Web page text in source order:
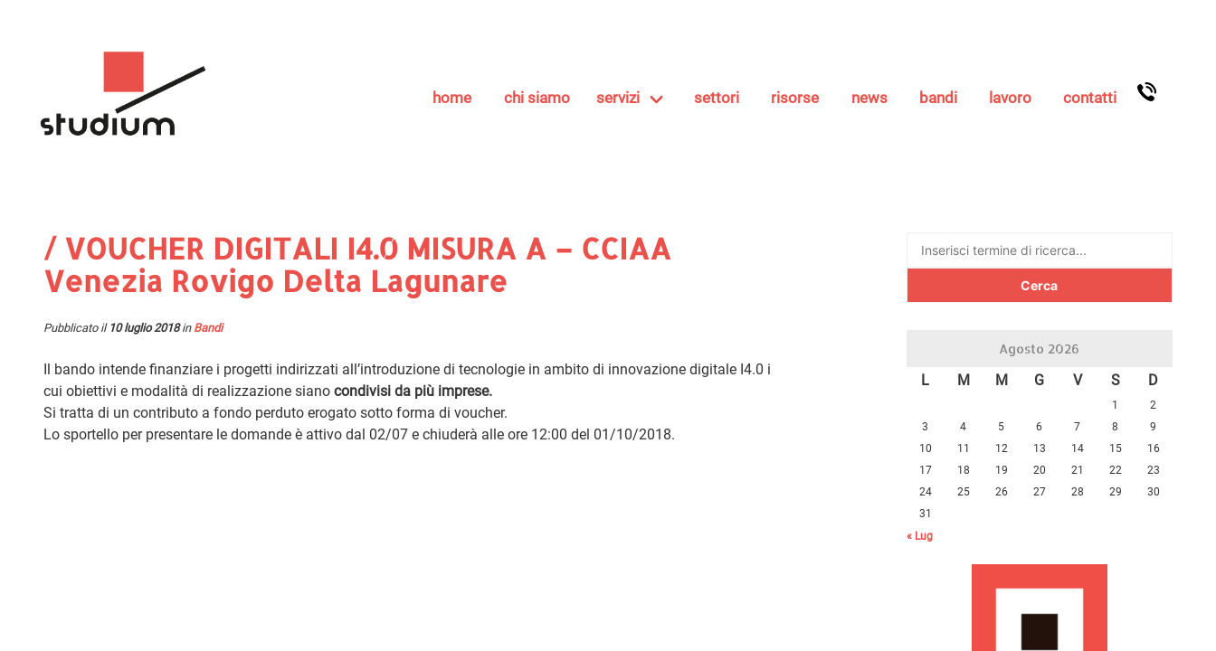
home chi siamo servizi settori risorse news bandi lavoro contatti
/ VOUCHER DIGITALI I4.0 MISURA A – CCIAA
Venezia Rovigo Delta Lagunare
Pubblicato il 10 luglio 2018in Bandi
Il bando intende finanziare i progetti indirizzati all’introduzione di tecnologie in ambito di innovazione digitale I4.0 i
cui obiettivi e modalità di realizzazione siano condivisi da più imprese.
Si tratta di un contributo a fondo perduto erogato sotto forma di voucher.
Lo sportello per presentare le domande è attivo dal 02/07 e chiuderà alle ore 12:00 del 01/10/2018.
Ricerca
Agosto 2026
L M M G V S D
1
2
3
4 5 6 7 8
9
10
11 12 13 14 15
16
17
18 19 20 21 22
23
24
25 26 27 28 29
30
31
« Lug